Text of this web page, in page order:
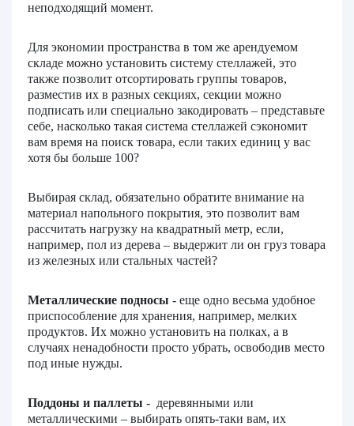
неподходящий момент.
Для экономии пространства в том же арендуемом
складе можно установить систему стеллажей, это
также позволит отсортировать группы товаров,
разместив их в разных секциях, секции можно
подписать или специально закодировать – представьте
себе, насколько такая система стеллажей сэкономит
вам время на поиск товара, если таких единиц у вас
хотя бы больше 100?
Выбирая склад, обязательно обратите внимание на
материал напольного покрытия, это позволит вам
рассчитать нагрузку на квадратный метр, если,
например, пол из дерева – выдержит ли он груз товара
из железных или стальных частей?
Металлические подносы - еще одно весьма удобное
приспособление для хранения, например, мелких
продуктов. Их можно установить на полках, а в
случаях ненадобности просто убрать, освободив место
под иные нужды.
Поддоны и паллеты - деревянными или
металлическими – выбирать опять-таки вам, их